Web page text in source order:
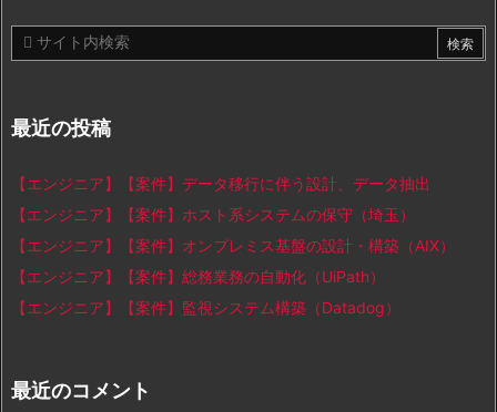
最近の投稿
【エンジニア】【案件】データ移行に伴う設計、データ抽出
【エンジニア】【案件】ホスト系システムの保守（埼玉）
【エンジニア】【案件】オンプレミス基盤の設計・構築（AIX）
【エンジニア】【案件】総務業務の自動化（UiPath）
【エンジニア】【案件】監視システム構築（Datadog）
最近のコメント